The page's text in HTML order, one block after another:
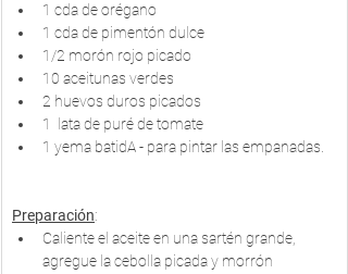
1 cda de orégano
1 cda de pimentón dulce
1/2 morón rojo picado
10 aceitunas verdes
2 huevos duros picados
1  lata de puré de tomate
1 yema batidA - para pintar las empanadas.
Preparación:
Caliente el aceite en una sartén grande,
agregue la cebolla picada y morrón